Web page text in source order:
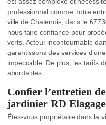
professionnel comme notre
ville de Chatenois, dans le
nous faire confiance pour
verts. Acteur incontournable
garantissons des services
impeccable. De plus, les tarifs
abordables.
Confier l’entretien
jardinier RD
Êtes-vous propriétaire dans la